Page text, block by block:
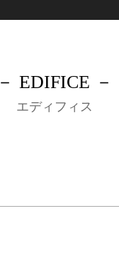
－ EDIFICE －
エディフィス